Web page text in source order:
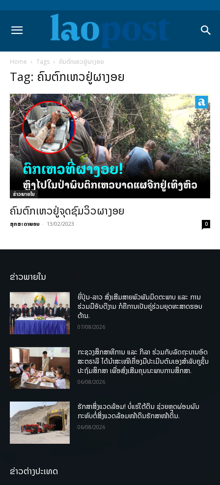
Home Tags ຄົນຕົກເຫວຢູ່ຜາງອຍ
Tag: ຄົນຕົກເຫວຢູ່ຜາງອຍ
ຂ່າວພາຍ​ໃນ
ຄົນຕົກເຫວຢູ່ຈຸດຊົມວິວຜາງອຍ
ສຸກສະດາພອນ - 13/02/2023 0
ຂ່າວພາຍໃນ
ຍີ່ປຸ່ນ-ລາວ ສົ່ງເສີມສາຍພົວພັນມິດຕະພາບ ແລະ ການ
ຮ່ວມມືອັນດີງາມ ກໍຄືການເປັນຄູ່ຮ່ວມຍຸດທະສາດຮອບ
ດ້ານ.
07/08/2026
ກະຊວງສຶກສາທິການ ແລະ ກິລາ ຮ່ວມກັບລັດຖະບານອົດ
ສະຕຣາລີ ໄດ້ນຳສະເໜີເຄື່ອງມືປະເມີນຕົນເອງສຳລັບຄູຊັ້ນ
ປະຖົມສຶກສາ ເພື່ອສົ່ງເສີມຄຸນນະພາບການສຶກສາ.
06/08/2026
ຮັກສາສິ່ງແວດລ້ອມ! ບໍ່ແຮ່ໃຕ້ດິນ ຊ່ວຍຫຼຸດຜ່ອນຜົນ
ກະທົບຕໍ່ສິ່ງແວດລ້ອມໜ້າດິນຮັກສາໜ້າດິນ.
06/08/2026
ຂ່າວຕ່າງປະເທດ